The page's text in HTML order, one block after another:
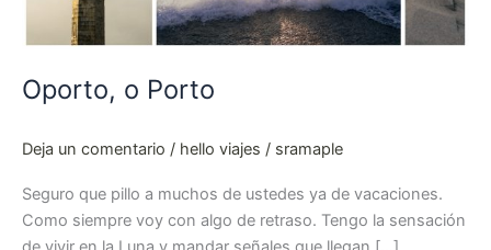
Oporto, o Porto
Deja un comentario / hello viajes / sramaple
Seguro que pillo a muchos de ustedes ya de vacaciones.
Como siempre voy con algo de retraso. Tengo la sensación